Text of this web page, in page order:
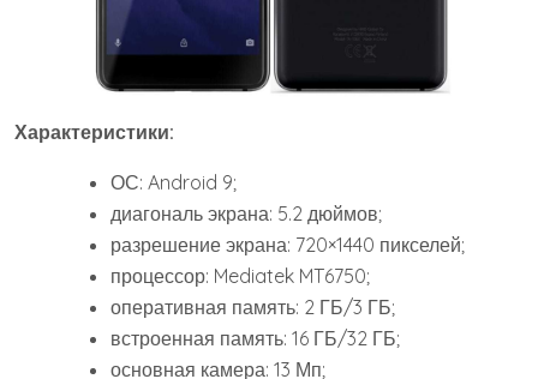
Характеристики:
ОС: Android 9;
диагональ экрана: 5.2 дюймов;
разрешение экрана: 720×1440 пикселей;
процессор: Mediatek MT6750;
оперативная память: 2 ГБ/3 ГБ;
встроенная память: 16 ГБ/32 ГБ;
основная камера: 13 Мп;